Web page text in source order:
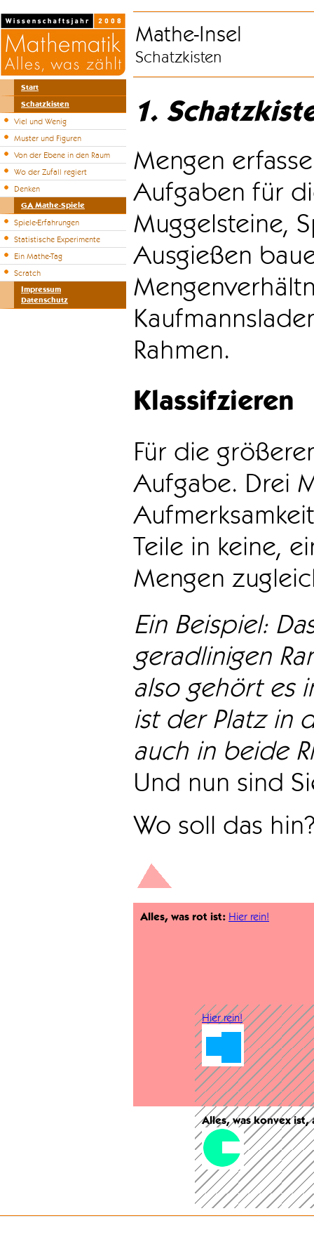
Start
Schatzkisten
Viel und Wenig
Muster und Figuren
Von der Ebene in den Raum
Wo der Zufall regiert
Denken
GA Mathe-Spiele
Spiele-Erfahrungen
Statistische Experimente
Ein Mathe-Tag
Scratch
Impressum
Datenschutz
Mathe-Insel
Schatzkisten
1.
Mengen
Aufgaben für
Muggelsteine,
Ausgießen
Rahmen.
Klassifzieren
Für die
Aufgabe. Drei
Teile in keine,
Mengen
Ein Beispiel:
geradlinigen
also gehört es
ist der Platz in
auch in beide
Und nun sind
Wo soll das
Alles, was rot ist: Hier rein!
Hier rein!
Alles, was konvex